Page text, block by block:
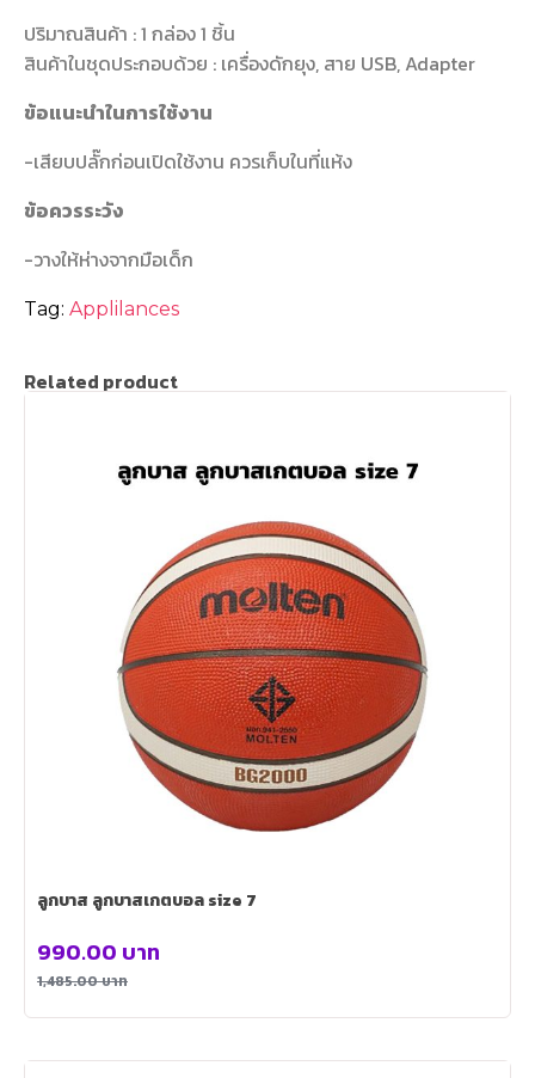
ปริมาณสินค้า : 1 กล่อง 1 ชิ้น
สินค้าในชุดประกอบด้วย : เครื่องดักยุง, สาย USB, Adapter
ข้อแนะนำในการใช้งาน
-เสียบปลั๊กก่อนเปิดใช้งาน ควรเก็บในที่แห้ง
ข้อควรระวัง
-วางให้ห่างจากมือเด็ก
Tag: Applilances
Related product
ลูกบาส ลูกบาสเกตบอล size 7
1,485.00บาท
990.00 บาท